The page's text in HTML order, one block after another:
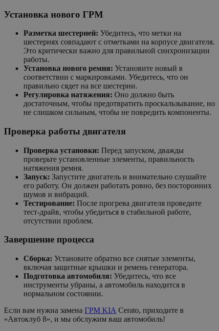
Установка нового ГРМ
Разметка шестерней: Убедитесь, что метки на
шестернях совпадают с отметками на корпусе двигателя.
Это критически важно для правильной синхронизации
работы.
Установка нового ремня: Установите новый в
соответствии с маркировками. Убедитесь, что он
правильно сядет на все шестерни.
Регулировка натяжения: Оно должно быть
достаточным, чтобы предотвратить проскальзывание, но
не слишком сильным, чтобы не повредить компоненты.
Проверка работы двигателя
Проверка установки: Перед запуском, дважды
проверьте установленные элементы, правильность
натяжения ремня.
Запуск: Запустите двигатель и внимательно слушайте
его работу. Он должен работать ровно, без посторонних
шумов и вибраций.
Тестирование: После прогрева двигателя проведите
тест-драйв, чтобы убедиться в стабильной работе,
отсутствии проблем.
Завершение процесса
Сборка: Установите обратно все снятые элементы,
включая защитные крышки и ремень генератора.
Подготовка автомобиля: Убедитесь, что все
инструменты убраны, а автомобиль находится в
нормальном состоянии.
Если вам нужна замена ГРМ KIA Cerato, приходите в
«Автоклуб 8», и мы обслужим ваш автомобиль!